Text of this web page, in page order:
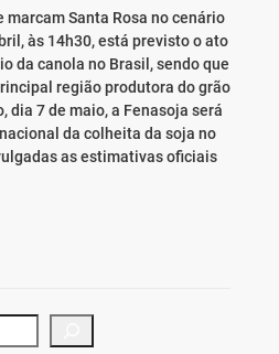
marcam Santa Rosa no cenário
às 14h30, está previsto o ato
da canola no Brasil, sendo que
região produtora do grão
dia 7 de maio, a Fenasoja será
da colheita da soja no
as estimativas oficiais